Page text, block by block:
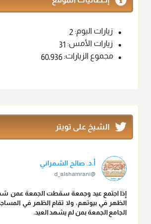
زيارات اليوم: 2
زيارات الأمس: 31
مجموع الزيارات: 60٬936
الشيخ على تويتر
أ.د. صالح الشمراني
@d_alshamrani
إذا اجتمع عيد وجمعة سقطت الجمعة عمن
الظهر في بيوتهم، ولا تقام الظهر في
الجامع الجمعة بمن لم يشهد العيد.